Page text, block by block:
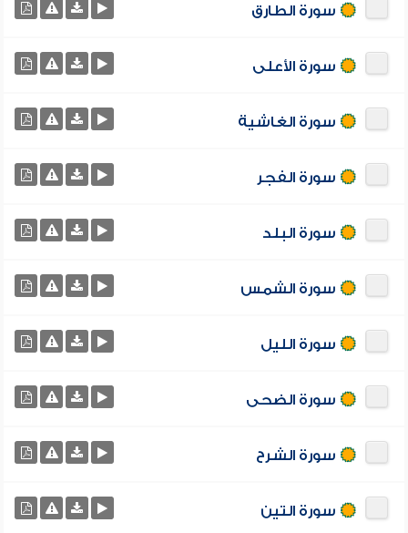
سورة الطارق
سورة الأعلى
سورة الغاشية
سورة الفجر
سورة البلد
سورة الشمس
سورة الليل
سورة الضحى
سورة الشرح
سورة التين